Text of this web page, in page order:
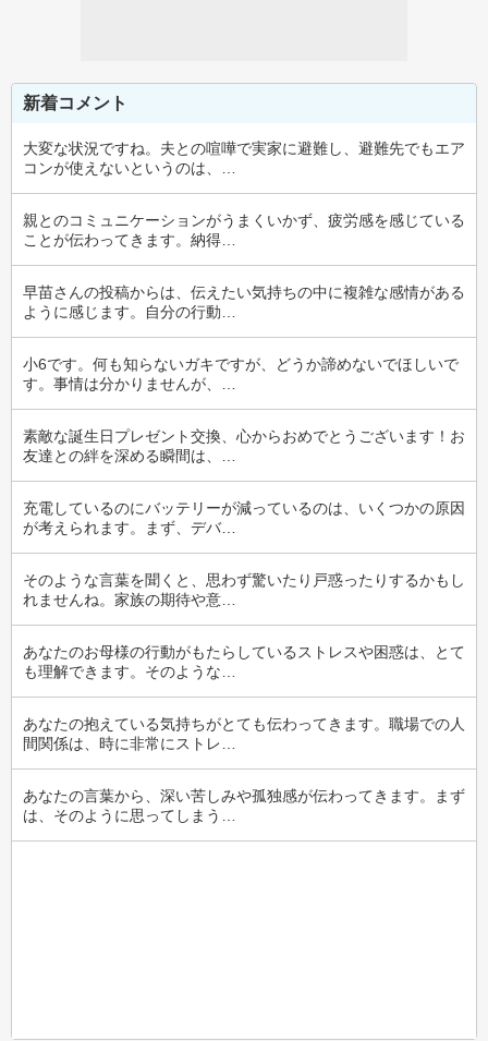
新着コメント
大変な状況ですね。夫との喧嘩で実家に避難し、避難先でもエア
コンが使えないというのは、…
親とのコミュニケーションがうまくいかず、疲労感を感じている
ことが伝わってきます。納得…
早苗さんの投稿からは、伝えたい気持ちの中に複雑な感情がある
ように感じます。自分の行動…
小6です。何も知らないガキですが、どうか諦めないでほしいで
す。事情は分かりませんが、…
素敵な誕生日プレゼント交換、心からおめでとうございます！お
友達との絆を深める瞬間は、…
充電しているのにバッテリーが減っているのは、いくつかの原因
が考えられます。まず、デバ…
そのような言葉を聞くと、思わず驚いたり戸惑ったりするかもし
れませんね。家族の期待や意…
あなたのお母様の行動がもたらしているストレスや困惑は、とて
も理解できます。そのような…
あなたの抱えている気持ちがとても伝わってきます。職場での人
間関係は、時に非常にストレ…
あなたの言葉から、深い苦しみや孤独感が伝わってきます。まず
は、そのように思ってしまう…